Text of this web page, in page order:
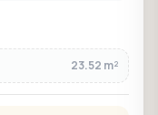
23.52 m²